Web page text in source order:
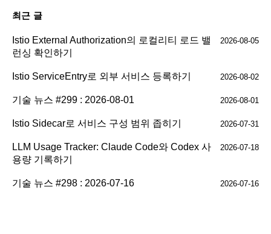
최근 글
Istio External Authorization의 로컬리티 로드 밸
런싱 확인하기
2026-08-05
Istio ServiceEntry로 외부 서비스 등록하기 2026-08-02
기술 뉴스 #299 : 2026-08-01 2026-08-01
Istio Sidecar로 서비스 구성 범위 좁히기 2026-07-31
LLM Usage Tracker: Claude Code와 Codex 사
용량 기록하기
2026-07-18
기술 뉴스 #298 : 2026-07-16 2026-07-16